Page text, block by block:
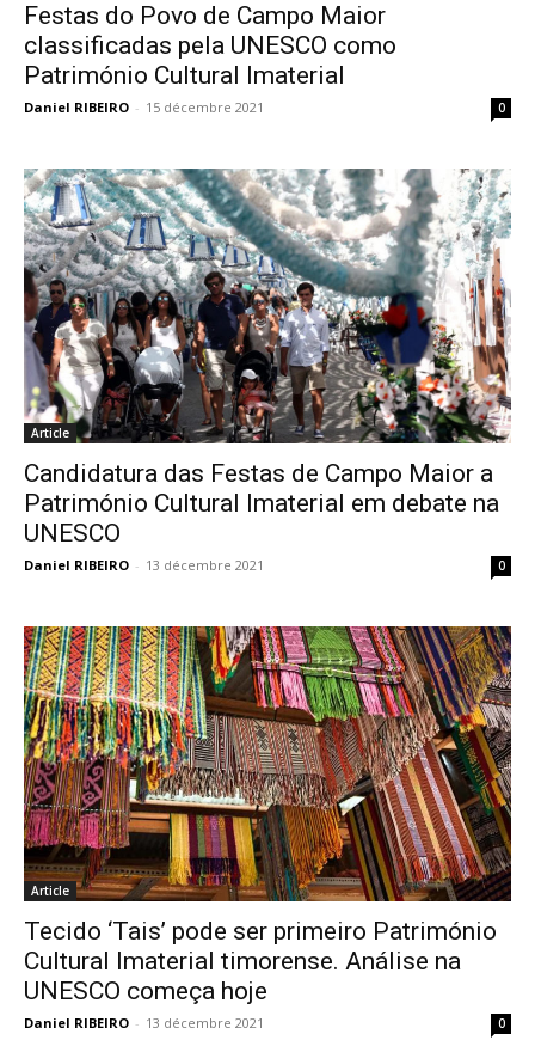
Festas do Povo de Campo Maior
classificadas pela UNESCO como
Património Cultural Imaterial
Daniel RIBEIRO - 15 décembre 2021 0
Article
Candidatura das Festas de Campo Maior a
Património Cultural Imaterial em debate na
UNESCO
Daniel RIBEIRO - 13 décembre 2021 0
Article
Tecido ‘Tais’ pode ser primeiro Património
Cultural Imaterial timorense. Análise na
UNESCO começa hoje
Daniel RIBEIRO - 13 décembre 2021 0